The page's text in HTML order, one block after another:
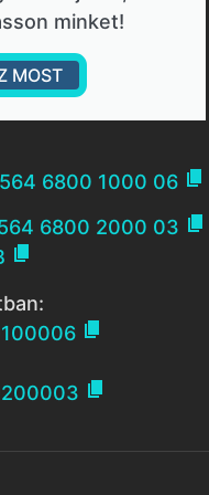
minket!
MOST
6800 1000 06 
6800 2000 03 


